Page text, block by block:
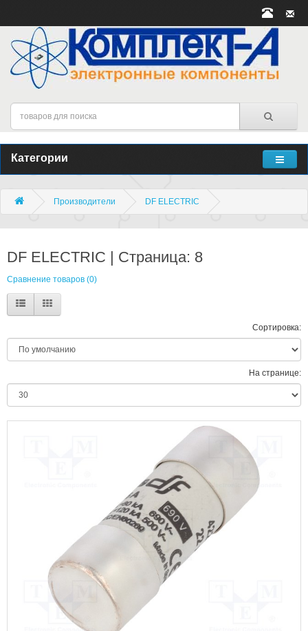
Категории
Производители DF ELECTRIC
DF ELECTRIC | Страница: 8
Сравнение товаров (0)
Сортировка:
На странице: